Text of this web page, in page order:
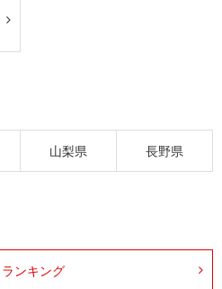
山梨県 長野県
ランキング